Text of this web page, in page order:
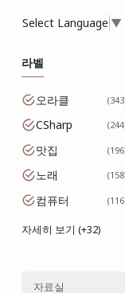
Select Language ▼
라벨
오라클 343
CSharp 244
맛집 196
노래 158
컴퓨터 116
자세히 보기 (+32)